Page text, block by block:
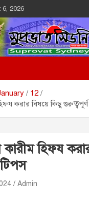
6, 2026
Sydney
Community
12
করার বিষয়ে কিছু
হিফয
Admin